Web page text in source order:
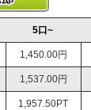
5口~
1,450.00円
1,537.00円
1,957.50PT